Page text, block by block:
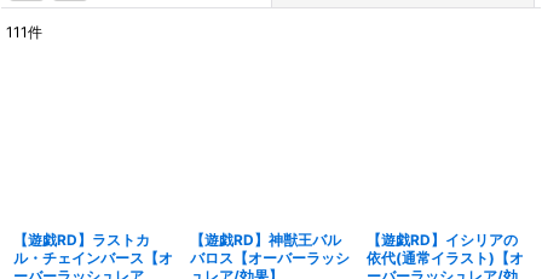
絞り込む
111件
【遊戯RD】ラストカ
ル・チェインバース【オ
【遊戯RD】神獣王バル
バロス【オーバーラッシ
【遊戯RD】イシリアの
依代(通常イラスト)【オ